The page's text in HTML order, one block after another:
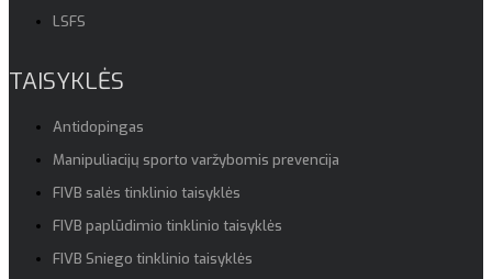
LSFS
TAISYKLĖS
Antidopingas
Manipuliacijų sporto varžybomis prevencija
FIVB salės tinklinio taisyklės
FIVB paplūdimio tinklinio taisyklės
FIVB Sniego tinklinio taisyklės